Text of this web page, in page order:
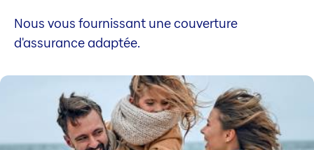
Nous vous fournissant une couverture
d'assurance adaptée.